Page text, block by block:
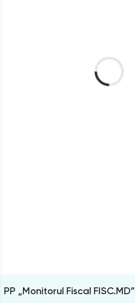
PP „Monitorul Fiscal FISC.MD”